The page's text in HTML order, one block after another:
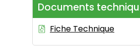
Documents
Fiche Technique